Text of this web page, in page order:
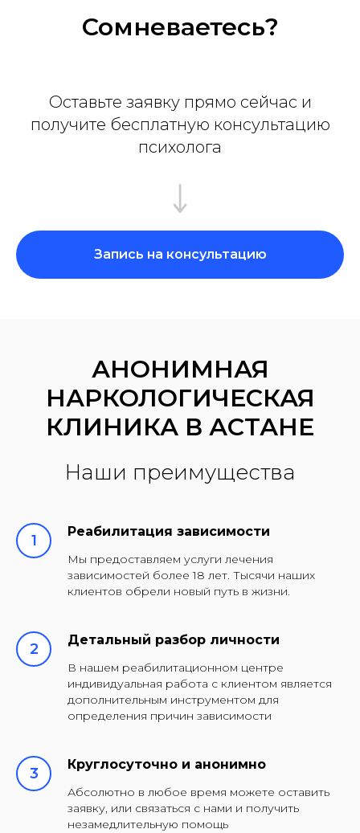
Сомневаетесь?
Оставьте заявку прямо сейчас и
получите бесплатную консультацию
психолога
Запись на консультацию
АНОНИМНАЯ
НАРКОЛОГИЧЕСКАЯ
КЛИНИКА В АСТАНЕ
Наши преимущества
Реабилитация зависимости
Мы предоставляем услуги лечения
зависимостей более 18 лет. Тысячи наших
клиентов обрели новый путь в жизни.
Детальный разбор личности
В нашем реабилитационном центре
индивидуальная работа с клиентом является
дополнительным инструментом для
определения причин зависимости
Круглосуточно и анонимно
Абсолютно в любое время можете оставить
заявку, или связаться с нами и получить
незамедлительную помощь